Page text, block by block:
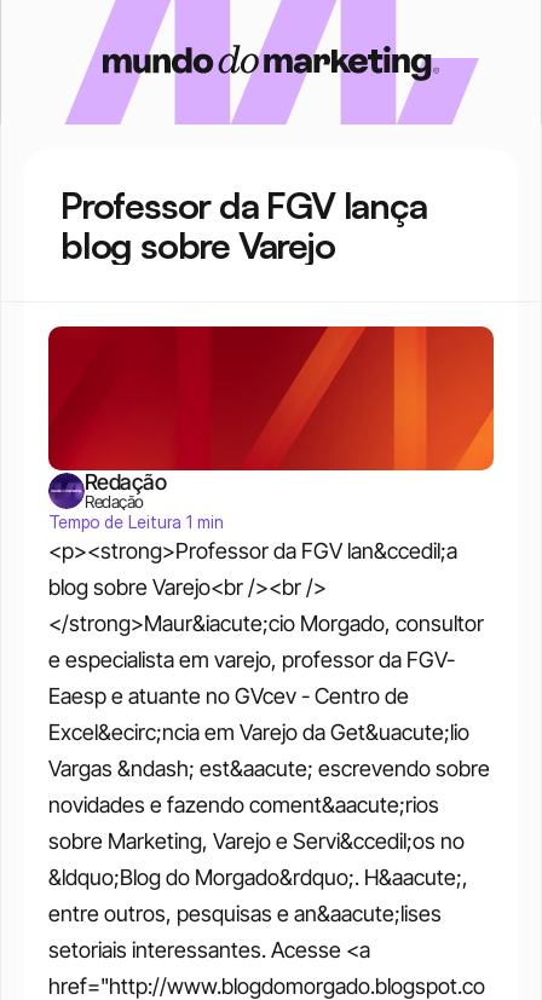
Professor da FGV lança
blog sobre Varejo
<p><strong>Professor da FGV lan&ccedil;a
blog sobre Varejo<br /><br />
</strong>Maur&iacute;cio Morgado, consultor
e especialista em varejo, professor da FGV-
Eaesp e atuante no GVcev - Centro de
Excel&ecirc;ncia em Varejo da Get&uacute;lio
Vargas &ndash; est&aacute; escrevendo sobre
novidades e fazendo coment&aacute;rios
sobre Marketing, Varejo e Servi&ccedil;os no
&ldquo;Blog do Morgado&rdquo;. H&aacute;,
entre outros, pesquisas e an&aacute;lises
setoriais interessantes. Acesse <a
href="http://www.blogdomorgado.blogspot.co
Redação
Redação
Tempo de Leitura 1 min